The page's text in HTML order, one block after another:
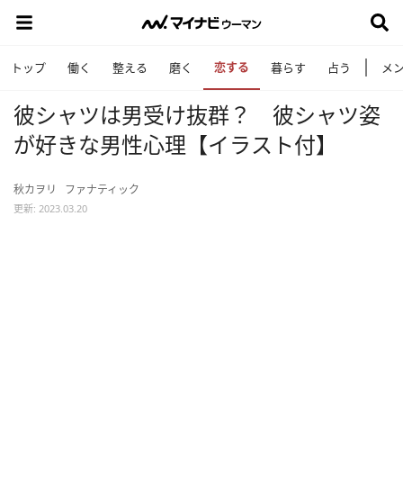
トップ 働く 整える 磨く 恋する 暮らす 占う メ
彼シャツは男受け抜群？ 彼シャツ姿
が好きな男性心理【イラスト付】
秋カヲリ ファナティック
更新: 2023.03.20